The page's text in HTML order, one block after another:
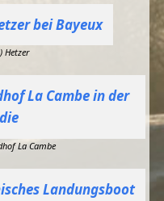
Hetzer
La Cambe